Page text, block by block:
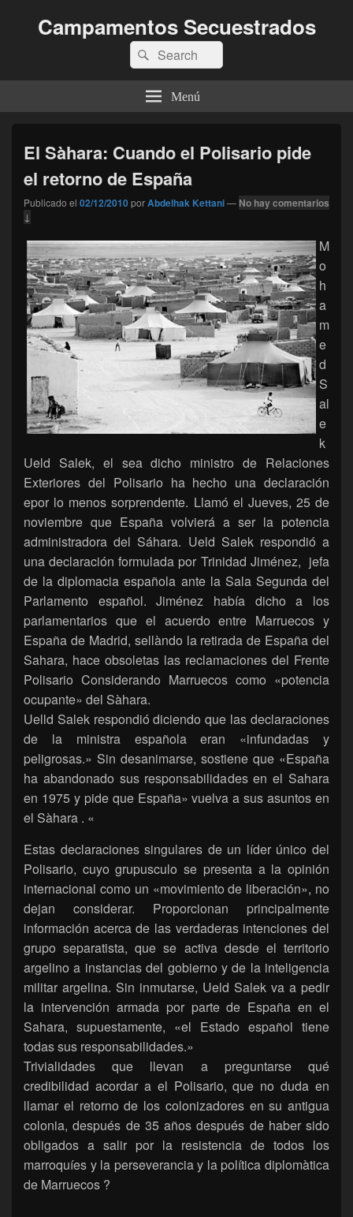
Campamentos Secuestrados
Buscar
por:
Buscar
Menú
El Sàhara: Cuando el Polisario pide
el retorno de España
Publicado el 02/12/2010porAbdelhak Kettani— No hay comentarios
↓
M
o
h
a
m
e
d
S
al
e
k
Ueld Salek, el sea dicho ministro de Relaciones
Exteriores del Polisario ha hecho una declaración
epor lo menos sorprendente. Llamó el Jueves, 25 de
noviembre que España volvierá a ser la potencia
administradora del Sáhara. Ueld Salek respondió a
una declaración formulada por Trinidad Jiménez, jefa
de la diplomacia española ante la Sala Segunda del
Parlamento español. Jiménez había dicho a los
parlamentarios que el acuerdo entre Marruecos y
España de Madrid, sellàndo la retirada de España del
Sahara, hace obsoletas las reclamaciones del Frente
Polisario Considerando Marruecos como «potencia
ocupante» del Sàhara.
Uelld Salek respondió diciendo que las declaraciones
de la ministra española eran «infundadas y
peligrosas.» Sin desanimarse, sostiene que «España
ha abandonado sus responsabilidades en el Sahara
en 1975 y pide que España» vuelva a sus asuntos en
el Sàhara . «
Estas declaraciones singulares de un líder único del
Polisario, cuyo grupusculo se presenta a la opinión
internacional como un «movimiento de liberación», no
dejan considerar. Proporcionan principalmente
información acerca de las verdaderas intenciones del
grupo separatista, que se activa desde el territorio
argelino a instancias del gobierno y de la inteligencia
militar argelina. Sin inmutarse, Ueld Salek va a pedir
la intervención armada por parte de España en el
Sahara, supuestamente, «el Estado español tiene
todas sus responsabilidades.»
Trivialidades que llevan a preguntarse qué
credibilidad acordar a el Polisario, que no duda en
llamar el retorno de los colonizadores en su antigua
colonia, después de 35 años después de haber sido
obligados a salir por la resistencia de todos los
marroquíes y la perseverancia y la política diplomàtica
de Marruecos ?